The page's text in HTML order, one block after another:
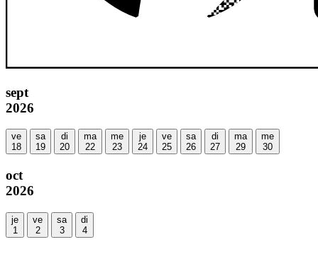
sept
2026
ve
18
sa
19
di
20
ma
22
me
23
je
24
ve
25
sa
26
di
27
ma
29
me
30
oct
2026
je
1
ve
2
sa
3
di
4